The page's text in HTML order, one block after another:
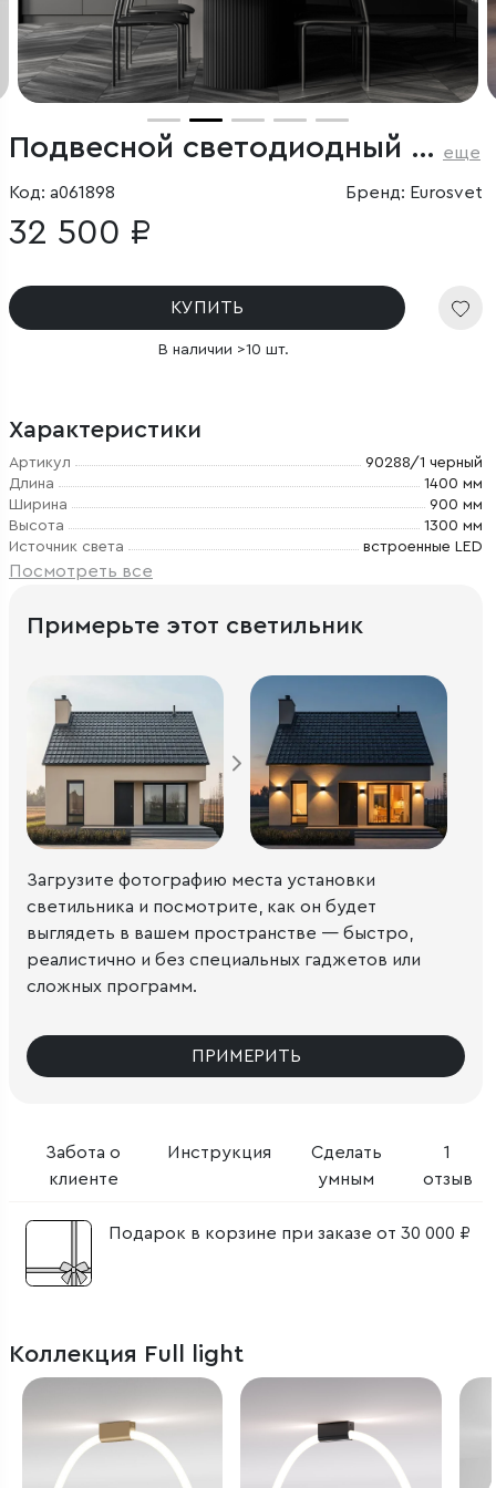
Подвесной светодиодный светильник ССТ с пультом управления еще
Код: a061898 Бренд: Eurosvet
32 500 ₽
КУПИТЬ
В наличии >10 шт.
Характеристики
Артикул
90288/1 черный
Длина
1400 мм
Ширина
900 мм
Высота
1300 мм
Источник света
встроенные LED
Посмотреть все
Забота о
клиенте
Инструкция
Сделать
умным
1
отзыв
Подарок в корзине при заказе от 30 000 ₽
Примерьте этот светильник
Загрузите фотографию места установки
светильника и посмотрите, как он будет
выглядеть в вашем пространстве — быстро,
реалистично и без специальных гаджетов или
сложных программ.
ПРИМЕРИТЬ
Коллекция Full light